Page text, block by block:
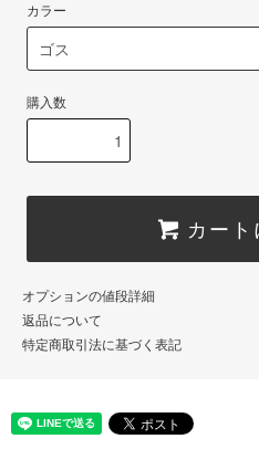
カラー
購入数
カート
オプションの値段詳細
返品について
特定商取引法に基づく表記